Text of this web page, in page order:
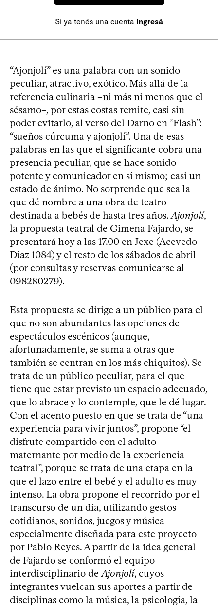
Si ya tenés una cuenta Ingresá
“Ajonjolí” es una palabra con un sonido
peculiar, atractivo, exótico. Más allá de la
referencia culinaria –ni más ni menos que el
sésamo–, por estas costas remite, casi sin
poder evitarlo, al verso del Darno en “Flash”:
“sueños cúrcuma y ajonjolí”. Una de esas
palabras en las que el significante cobra una
presencia peculiar, que se hace sonido
potente y comunicador en sí mismo; casi un
estado de ánimo. No sorprende que sea la
que dé nombre a una obra de teatro
destinada a bebés de hasta tres años. Ajonjolí,
la propuesta teatral de Gimena Fajardo, se
presentará hoy a las 17.00 en Jexe (Acevedo
Díaz 1084) y el resto de los sábados de abril
(por consultas y reservas comunicarse al
098280279).
Esta propuesta se dirige a un público para el
que no son abundantes las opciones de
espectáculos escénicos (aunque,
afortunadamente, se suma a otras que
también se centran en los más chiquitos). Se
trata de un público peculiar, para el que
tiene que estar previsto un espacio adecuado,
que lo abrace y lo contemple, que le dé lugar.
Con el acento puesto en que se trata de “una
experiencia para vivir juntos”, propone “el
disfrute compartido con el adulto
maternante por medio de la experiencia
teatral”, porque se trata de una etapa en la
que el lazo entre el bebé y el adulto es muy
intenso. La obra propone el recorrido por el
transcurso de un día, utilizando gestos
cotidianos, sonidos, juegos y música
especialmente diseñada para este proyecto
por Pablo Reyes. A partir de la idea general
de Fajardo se conformó el equipo
interdisciplinario de Ajonjolí, cuyos
integrantes vuelcan sus aportes a partir de
disciplinas como la música, la psicología, la